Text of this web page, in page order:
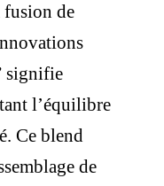
fusion de
signifie
l’équilibre
Ce blend
de